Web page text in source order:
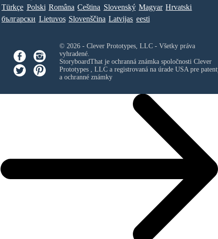
Türkçe Polski Româna Ceština Slovenský Magyar Hrvatski
български Lietuvos Slovenščina Latvijas eesti
© 2026 - Clever Prototypes, LLC - Všetky práva
vyhradené.
StoryboardThat je ochranná známka spoločnosti Clever
Prototypes , LLCa registrovaná na úrade USA pre
a ochranné známky